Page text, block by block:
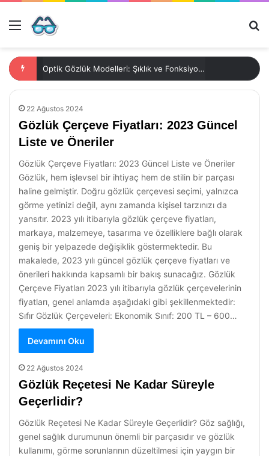
Menü
Optik Gözlük Modelleri: Şıklık ve Fonksiyonun Buluşma Noktası
22 Ağustos 2024
Gözlük Çerçeve Fiyatları: 2023 Güncel
Liste ve Öneriler
Gözlük Çerçeve Fiyatları: 2023 Güncel Liste ve Öneriler
Gözlük, hem işlevsel bir ihtiyaç hem de stilin bir parçası
haline gelmiştir. Doğru gözlük çerçevesi seçimi, yalnızca
görme yetinizi değil, aynı zamanda kişisel tarzınızı da
yansıtır. 2023 yılı itibarıyla gözlük çerçeve fiyatları,
markaya, malzemeye, tasarıma ve özelliklere bağlı olarak
geniş bir yelpazede değişiklik göstermektedir. Bu
makalede, 2023 yılı güncel gözlük çerçeve fiyatları ve
önerileri hakkında kapsamlı bir bakış sunacağız. Gözlük
Çerçeve Fiyatları 2023 yılı itibarıyla gözlük çerçevelerinin
fiyatları, genel anlamda aşağıdaki gibi şekillenmektedir:
Sıfır Gözlük Çerçeveleri: Ekonomik Sınıf: 200 TL – 600…
Devamını Oku
22 Ağustos 2024
Gözlük Reçetesi Ne Kadar Süreyle
Geçerlidir?
Gözlük Reçetesi Ne Kadar Süreyle Geçerlidir? Göz sağlığı,
genel sağlık durumunun önemli bir parçasıdır ve gözlük
kullanımı, görme sorunlarının düzeltilmesi için yaygın bir